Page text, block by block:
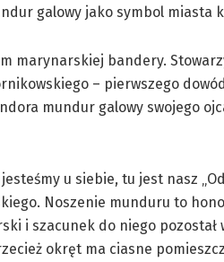
galowy jako symbol miasta
marynarskiej bandery.
– pierwszego
mundur galowy swojego
u siebie, tu jest nasz
Noszenie munduru to
i szacunek do niego
okręt ma ciasne